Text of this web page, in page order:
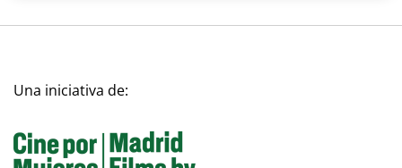
Una iniciativa de: